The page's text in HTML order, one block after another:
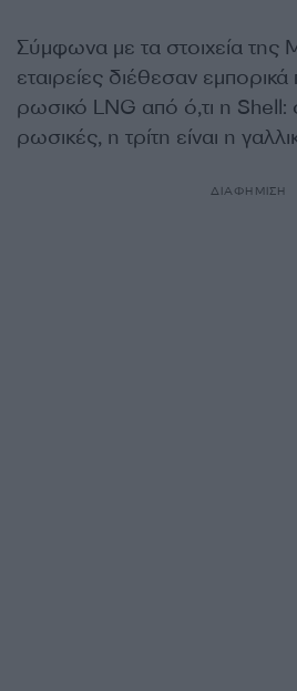
Σύμφωνα με τα στοιχεία της
εταιρείες διέθεσαν
ρωσικό LNG από ό,τι η Shell:
ρωσικές, η τρίτη είναι η
ΔΙΑΦΗΜΙΣΗ